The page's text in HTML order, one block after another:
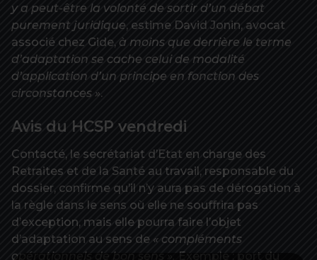
y a peut-être la volonté de sortir d’un débat
purement juridique, estime David Jonin, avocat
associé chez Gide, à moins que derrière le terme
d’adaptation se cache celui de modalité
d’application d’un principe en fonction des
circonstances ».
Avis du HCSP vendredi
Contacté, le secrétariat d’Etat en charge des
Retraites et de la Santé au travail, responsable du
dossier, confirme qu’il n’y aura pas de dérogation à
la règle dans le sens où elle ne souffrira pas
d’exception, mais elle pourra faire l’objet
d’adaptation au sens de « compléments
opérationnels de bon sens ».
Exemple : port du